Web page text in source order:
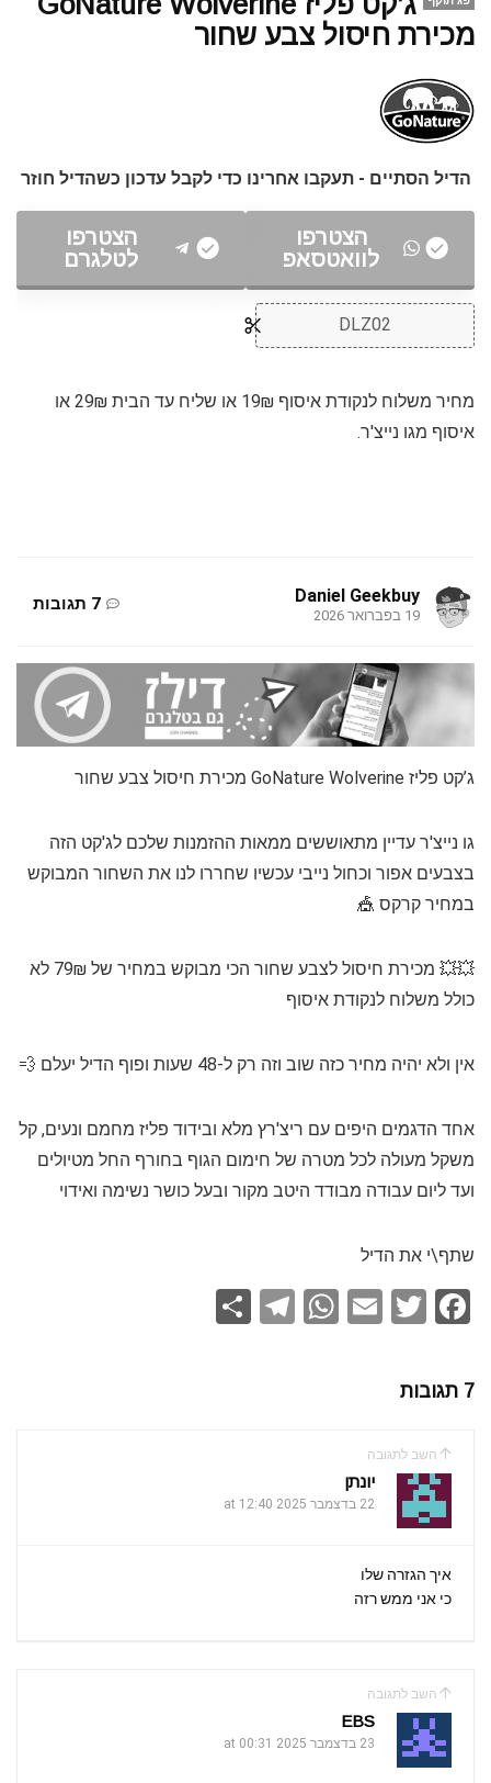
מכירת חיסול צבע שחור
הדיל הסתיים - תעקבו אחרינו כדי לקבל עדכון כשהדיל חוזר
הצטרפו
לוואטסאפ
הצטרפו
לטלגרם
DLZ02
מחיר משלוח לנקודת איסוף 19₪ או שליח עד הבית 29₪ או
איסוף מגו נייצ'ר.
Daniel Geekbuy
19 בפברואר 2026
7 תגובות
ג’קט פליז GoNature Wolverine מכירת חיסול צבע שחור
גו נייצ'ר עדיין מתאוששים ממאות ההזמנות שלכם לג'קט הזה
בצבעים אפור וכחול נייבי עכשיו שחררו לנו את השחור המבוקש
במחיר קרקס 🎪
💥💥 מכירת חיסול לצבע שחור הכי מבוקש במחיר של 79₪ לא
כולל משלוח לנקודת איסוף
אין ולא יהיה מחיר כזה שוב וזה רק ל-48 שעות ופוף הדיל יעלם 💨
אחד הדגמים היפים עם ריצ'רץ מלא ובידוד פליז מחמם ונעים, קל
משקל מעולה לכל מטרה של חימום הגוף בחורף החל מטיולים
ועד ליום עבודה מבודד היטב מקור ובעל כושר נשימה ואידוי
שתף\י את הדיל
F
ce
b
o
o
k
T
E
W
p
T
7 תגובות
השב לתגובה
יונתן
22 בדצמבר 2025 at 12:40
איך הגזרה שלו
כי אני ממש רזה
השב לתגובה
EBS
23 בדצמבר 2025 at 00:31